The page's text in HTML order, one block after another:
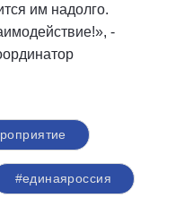
им надолго.
-
#единаяроссия